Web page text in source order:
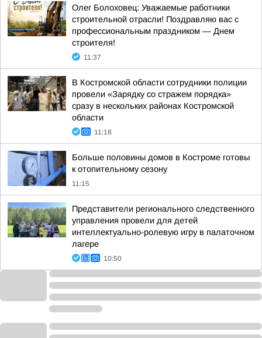
Олег Болоховец: Уважаемые работники
строительной отрасли! Поздравляю вас с
профессиональным праздником — Днем
строителя!
11:37
В Костромской области сотрудники полиции
провели «Зарядку со стражем порядка»
сразу в нескольких районах Костромской
области
11:18
Больше половины домов в Костроме готовы
к отопительному сезону
11:15
Представители регионального следственного
управления провели для детей
интеллектуально-ролевую игру в палаточном
лагере
10:50